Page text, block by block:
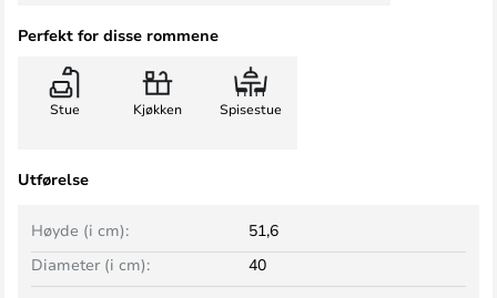
Perfekt for disse rommene
Stue Kjøkken Spisestue
Utførelse
Høyde (i cm):
51,6
Diameter (i cm):
40